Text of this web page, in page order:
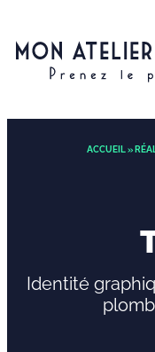
ACCUEIL»
Identité